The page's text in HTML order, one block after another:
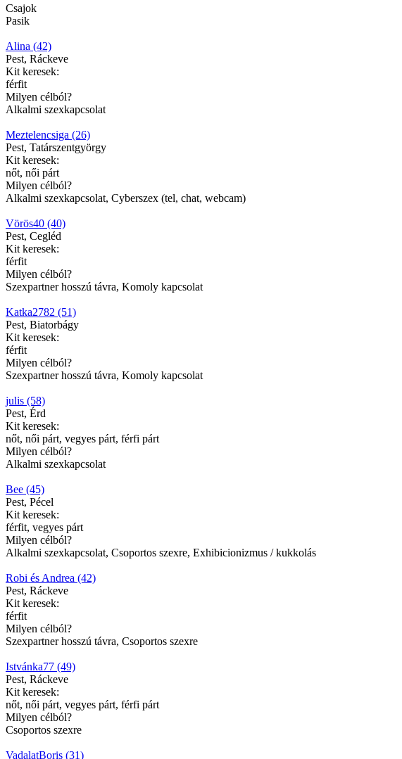
Csajok
Pasik
Alina (42)
Pest, Ráckeve
Kit keresek:
férfit
Milyen célból?
Alkalmi szexkapcsolat
Meztelencsiga (26)
Pest, Tatárszentgyörgy
Kit keresek:
nőt, női párt
Milyen célból?
Alkalmi szexkapcsolat, Cyberszex (tel, chat, webcam)
Vörös40 (40)
Pest, Cegléd
Kit keresek:
férfit
Milyen célból?
Szexpartner hosszú távra, Komoly kapcsolat
Katka2782 (51)
Pest, Biatorbágy
Kit keresek:
férfit
Milyen célból?
Szexpartner hosszú távra, Komoly kapcsolat
julis (58)
Pest, Érd
Kit keresek:
nőt, női párt, vegyes párt, férfi párt
Milyen célból?
Alkalmi szexkapcsolat
Bee (45)
Pest, Pécel
Kit keresek:
férfit, vegyes párt
Milyen célból?
Alkalmi szexkapcsolat, Csoportos szexre, Exhibicionizmus / kukkolás
Robi és Andrea (42)
Pest, Ráckeve
Kit keresek:
férfit
Milyen célból?
Szexpartner hosszú távra, Csoportos szexre
Istvánka77 (49)
Pest, Ráckeve
Kit keresek:
nőt, női párt, vegyes párt, férfi párt
Milyen célból?
Csoportos szexre
VadalatBoris (31)